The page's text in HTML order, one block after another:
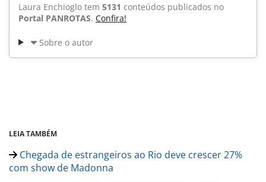
Laura Enchioglo tem 5131 conteúdos publicados no
Portal PANROTAS. Confira!
Sobre o autor
LEIA TAMBÉM
Chegada de estrangeiros ao Rio deve crescer 27%
com show de Madonna